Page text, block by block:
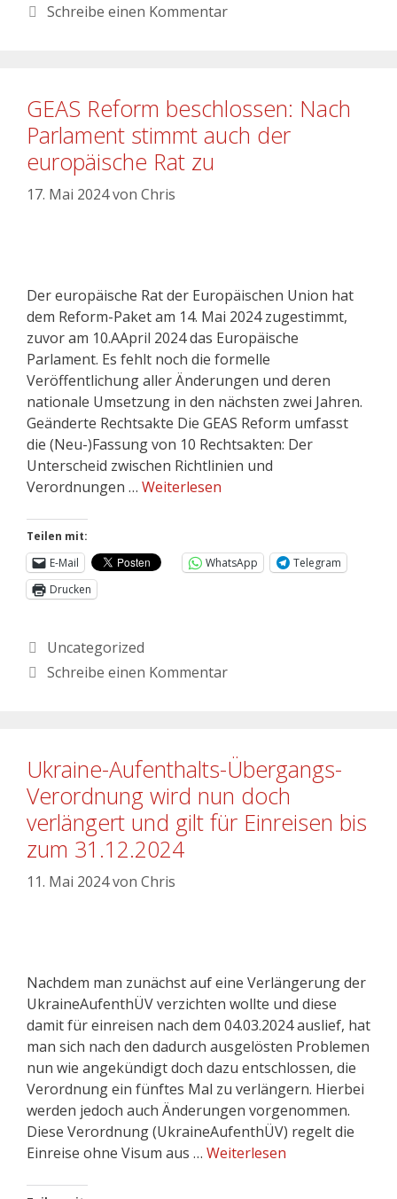
Schreibe einen Kommentar
GEAS Reform beschlossen: Nach
Parlament stimmt auch der
europäische Rat zu
17. Mai 2024von Chris
Der europäische Rat der Europäischen Union hat
dem Reform-Paket am 14. Mai 2024 zugestimmt,
zuvor am 10.AApril 2024 das Europäische
Parlament. Es fehlt noch die formelle
Veröffentlichung aller Änderungen und deren
nationale Umsetzung in den nächsten zwei Jahren.
Geänderte Rechtsakte Die GEAS Reform umfasst
die (Neu-)Fassung von 10 Rechtsakten: Der
Unterscheid zwischen Richtlinien und
Verordnungen … Weiterlesen
Teilen mit:
E-Mail
WhatsApp
Telegram
Drucken
Uncategorized
Schreibe einen Kommentar
Ukraine-Aufenthalts-Übergangs-
Verordnung wird nun doch
verlängert und gilt für Einreisen bis
zum 31.12.2024
11. Mai 2024von Chris
Nachdem man zunächst auf eine Verlängerung der
UkraineAufenthÜV verzichten wollte und diese
damit für einreisen nach dem 04.03.2024 auslief, hat
man sich nach den dadurch ausgelösten Problemen
nun wie angekündigt doch dazu entschlossen, die
Verordnung ein fünftes Mal zu verlängern. Hierbei
werden jedoch auch Änderungen vorgenommen.
Diese Verordnung (UkraineAufenthÜV) regelt die
Einreise ohne Visum aus … Weiterlesen